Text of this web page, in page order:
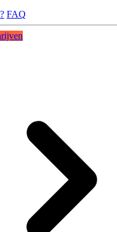
FAQ